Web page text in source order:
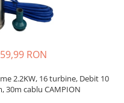
RON
2.2KW, 16 turbine, Debit 10
30m cablu CAMPION